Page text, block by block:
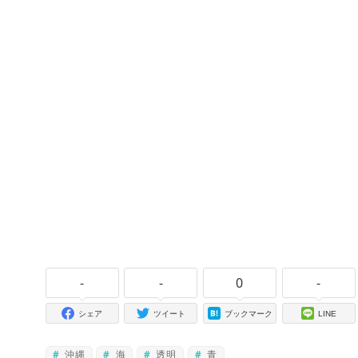
-
シェア
-
ツイート
0
ブックマーク
-
LINE
沖縄 海 透明 青